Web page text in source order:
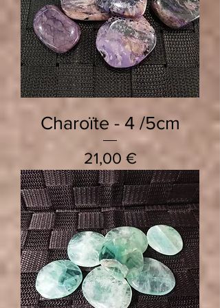
Charoïte - 4 /5cm
Prix
21,00 €